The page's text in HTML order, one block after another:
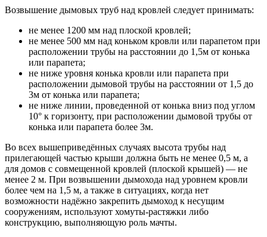
Возвышение дымовых труб над кровлей следует принимать:
не менее 1200 мм над плоской кровлей;
не менее 500 мм над коньком кровли или парапетом при
расположении трубы на расстоянии до 1,5м от конька
или парапета;
не ниже уровня конька кровли или парапета при
расположении дымовой трубы на расстоянии от 1,5 до
3м от конька или парапета;
не ниже линии, проведенной от конька вниз под углом
10° к горизонту, при расположении дымовой трубы от
конька или парапета более 3м.
Во всех вышеприведённых случаях высота трубы над
прилегающей частью крыши должна быть не менее 0,5 м, а
для домов с совмещенной кровлей (плоской крышей) — не
менее 2 м. При возвышении дымохода над уровнем кровли
более чем на 1,5 м, а также в ситуациях, когда нет
возможности надёжно закрепить дымоход к несущим
сооружениям, используют хомуты-растяжки либо
конструкцию, выполняющую роль мачты.